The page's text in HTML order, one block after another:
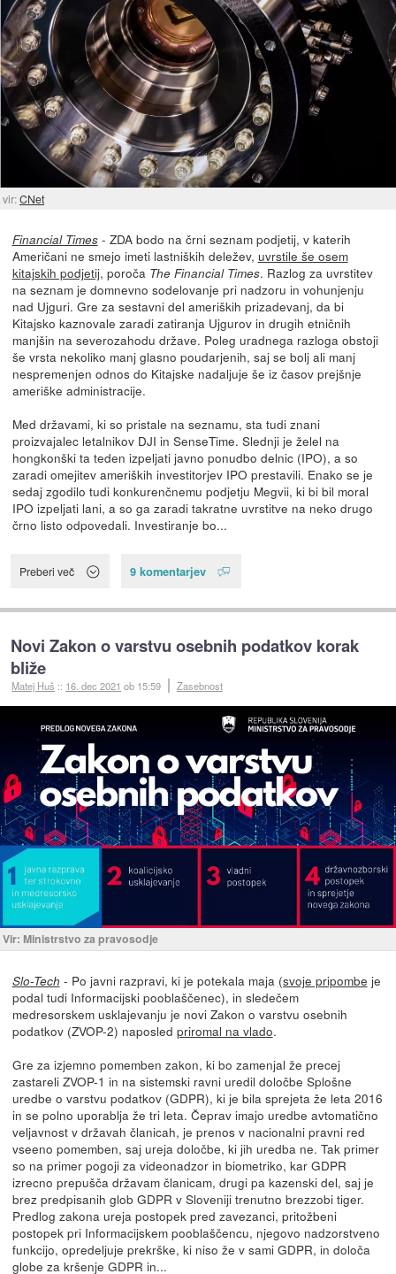
vir:CNet
Financial Times- ZDA bodo na črni seznam podjetij, v katerih
Američani ne smejo imeti lastniških deležev, uvrstile še osem
kitajskih podjetij, poroča The Financial Times. Razlog za uvrstitev
na seznam je domnevno sodelovanje pri nadzoru in vohunjenju
nad Ujguri. Gre za sestavni del ameriških prizadevanj, da bi
Kitajsko kaznovale zaradi zatiranja Ujgurov in drugih etničnih
manjšin na severozahodu države. Poleg uradnega razloga obstoji
še vrsta nekoliko manj glasno poudarjenih, saj se bolj ali manj
nespremenjen odnos do Kitajske nadaljuje še iz časov prejšnje
ameriške administracije.
Med državami, ki so pristale na seznamu, sta tudi znani
proizvajalec letalnikov DJI in SenseTime. Slednji je želel na
hongkonški ta teden izpeljati javno ponudbo delnic (IPO), a so
zaradi omejitev ameriških investitorjev IPO prestavili. Enako se je
sedaj zgodilo tudi konkurenčnemu podjetju Megvii, ki bi bil moral
IPO izpeljati lani, a so ga zaradi takratne uvrstitve na neko drugo
črno listo odpovedali. Investiranje bo...
Preberi več 9 komentarjev
Novi Zakon o varstvu osebnih podatkov korak
bliže
Matej Huš :: 16. dec 2021 ob 15:59 Zasebnost
Vir: Ministrstvo za pravosodje
Slo-Tech - Po javni razpravi, ki je potekala maja (svoje pripombe je
podal tudi Informacijski pooblaščenec), in sledečem
medresorskem usklajevanju je novi Zakon o varstvu osebnih
podatkov (ZVOP-2) naposled priromal na vlado.
Gre za izjemno pomemben zakon, ki bo zamenjal že precej
zastareli ZVOP-1 in na sistemski ravni uredil določbe Splošne
uredbe o varstvu podatkov (GDPR), ki je bila sprejeta že leta 2016
in se polno uporablja že tri leta. Čeprav imajo uredbe avtomatično
veljavnost v državah članicah, je prenos v nacionalni pravni red
vseeno pomemben, saj ureja določbe, ki jih uredba ne. Tak primer
so na primer pogoji za videonadzor in biometriko, kar GDPR
izrecno prepušča državam članicam, drugi pa kazenski del, saj je
brez predpisanih glob GDPR v Sloveniji trenutno brezzobi tiger.
Predlog zakona ureja postopek pred zavezanci, pritožbeni
postopek pri Informacijskem pooblaščencu, njegovo nadzorstveno
funkcijo, opredeljuje prekrške, ki niso že v sami GDPR, in določa
globe za kršenje GDPR in...